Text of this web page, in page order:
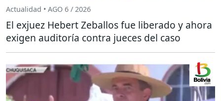
Actualidad • AGO 6 / 2026
El exjuez Hebert Zeballos fue liberado y ahora
exigen auditoría contra jueces del caso